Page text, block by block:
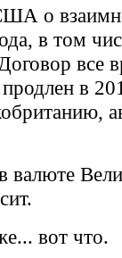
о
в том
все
продлен в
валюте
вот что.